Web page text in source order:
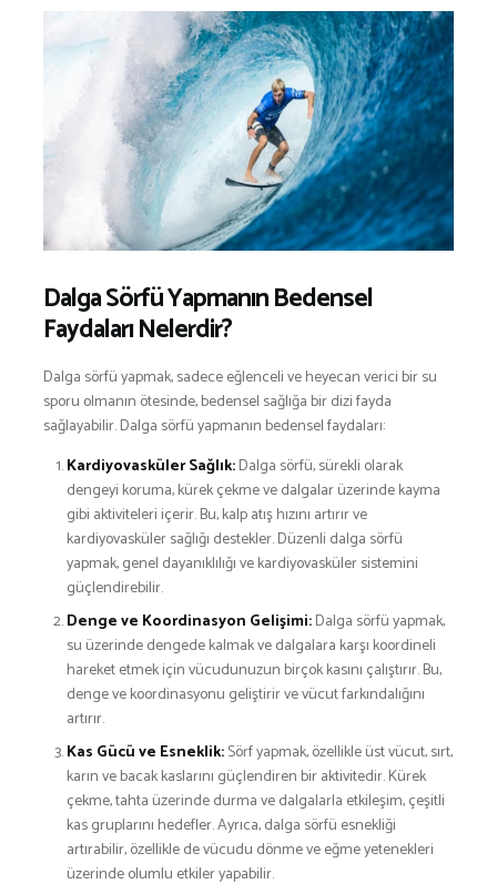
Dalga Sörfü Yapmanın Bedensel
Faydaları Nelerdir?
Dalga sörfü yapmak, sadece eğlenceli ve heyecan verici bir su
sporu olmanın ötesinde, bedensel sağlığa bir dizi fayda
sağlayabilir. Dalga sörfü yapmanın bedensel faydaları:
Kardiyovasküler Sağlık:Dalga sörfü, sürekli olarak
dengeyi koruma, kürek çekme ve dalgalar üzerinde kayma
gibi aktiviteleri içerir. Bu, kalp atış hızını artırır ve
kardiyovasküler sağlığı destekler. Düzenli dalga sörfü
yapmak, genel dayanıklılığı ve kardiyovasküler sistemini
güçlendirebilir.
Denge ve Koordinasyon Gelişimi:Dalga sörfü yapmak,
su üzerinde dengede kalmak ve dalgalara karşı koordineli
hareket etmek için vücudunuzun birçok kasını çalıştırır. Bu,
denge ve koordinasyonu geliştirir ve vücut farkındalığını
artırır.
Kas Gücü ve Esneklik:Sörf yapmak, özellikle üst vücut, sırt,
karın ve bacak kaslarını güçlendiren bir aktivitedir. Kürek
çekme, tahta üzerinde durma ve dalgalarla etkileşim, çeşitli
kas gruplarını hedefler. Ayrıca, dalga sörfü esnekliği
artırabilir, özellikle de vücudu dönme ve eğme yetenekleri
üzerinde olumlu etkiler yapabilir.